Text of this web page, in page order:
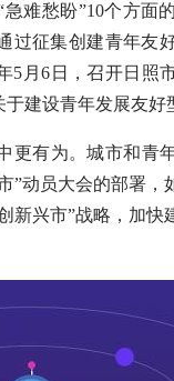
难愁盼”10个方面
征集创建青年友
5月6日，召开日照
建设青年发展友好
有为。城市和青
”动员大会的部署，
新兴市”战略，加快